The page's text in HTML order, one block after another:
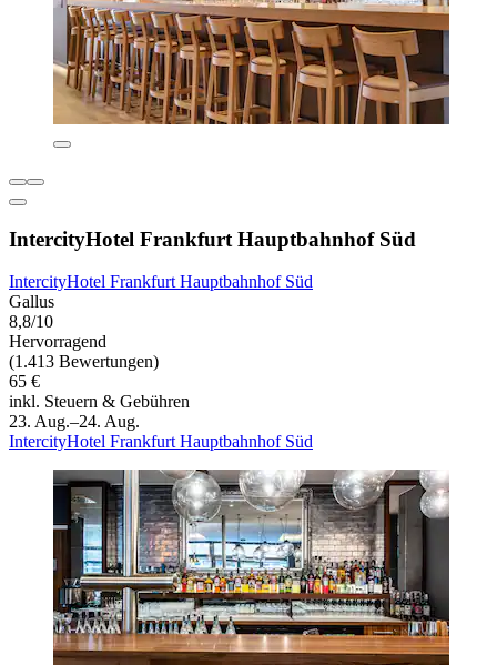
IntercityHotel Frankfurt Hauptbahnhof Süd
IntercityHotel Frankfurt Hauptbahnhof Süd
Gallus
8,8/10
Hervorragend
(1.413 Bewertungen)
65 €
inkl. Steuern & Gebühren
23. Aug.–24. Aug.
IntercityHotel Frankfurt Hauptbahnhof Süd